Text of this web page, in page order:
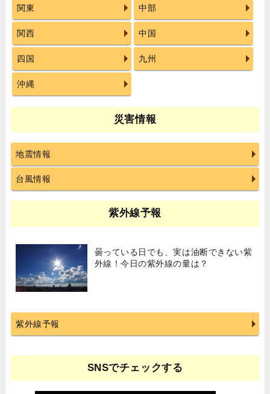
関東 中部
関西 中国
四国 九州
沖縄
災害情報
地震情報
台風情報
紫外線予報
曇っている日でも、実は油断できない紫
外線！今日の紫外線の量は？
紫外線予報
SNSでチェックする